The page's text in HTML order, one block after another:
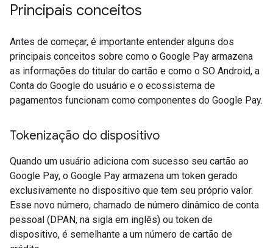
Principais conceitos
Antes de começar, é importante entender alguns dos
principais conceitos sobre como o Google Pay armazena
as informações do titular do cartão e como o SO Android, a
Conta do Google do usuário e o ecossistema de
pagamentos funcionam como componentes do Google Pay.
Tokenização do dispositivo
Quando um usuário adiciona com sucesso seu cartão ao
Google Pay, o Google Pay armazena um token gerado
exclusivamente no dispositivo que tem seu próprio valor.
Esse novo número, chamado de número dinâmico de conta
pessoal (DPAN, na sigla em inglês) ou token de
dispositivo, é semelhante a um número de cartão de